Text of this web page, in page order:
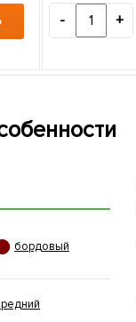
- +
бордовый